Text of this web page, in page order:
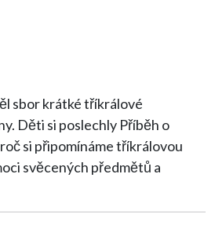
sbor krátké tříkrálové
Děti si poslechly Příběh o
si připomínáme tříkrálovou
svěcených předmětů a